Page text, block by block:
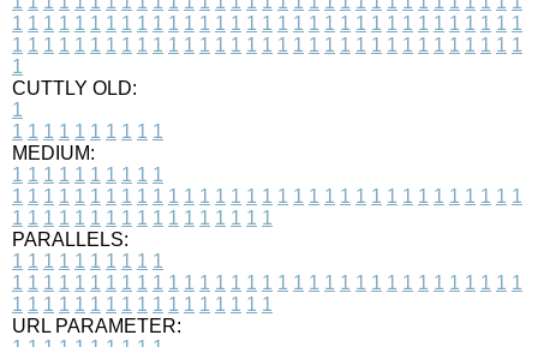
1 1 1 1 1 1 1 1 1 1 1 1 1 1 1 1 1 1 1 1 1 1 1 1 1 1 1 1 1 1 1 1 1
1 1 1 1 1 1 1 1 1 1 1 1 1 1 1 1 1 1 1 1 1 1 1 1 1 1 1 1 1 1 1 1 1
1
CUTTLY OLD:
1
1 1 1 1 1 1 1 1 1 1
MEDIUM:
1 1 1 1 1 1 1 1 1 1
1 1 1 1 1 1 1 1 1 1 1 1 1 1 1 1 1 1 1 1 1 1 1 1 1 1 1 1 1 1 1 1 1
1 1 1 1 1 1 1 1 1 1 1 1 1 1 1 1 1
PARALLELS:
1 1 1 1 1 1 1 1 1 1
1 1 1 1 1 1 1 1 1 1 1 1 1 1 1 1 1 1 1 1 1 1 1 1 1 1 1 1 1 1 1 1 1
1 1 1 1 1 1 1 1 1 1 1 1 1 1 1 1 1
URL PARAMETER: